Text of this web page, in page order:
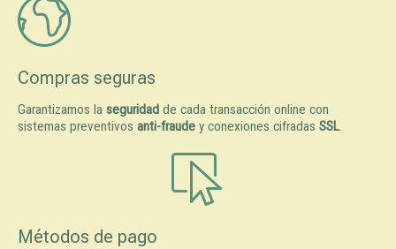
Compras seguras
Garantizamos la seguridad de cada transacción online con
sistemas preventivos anti-fraude y conexiones cifradas SSL.
Métodos de pago